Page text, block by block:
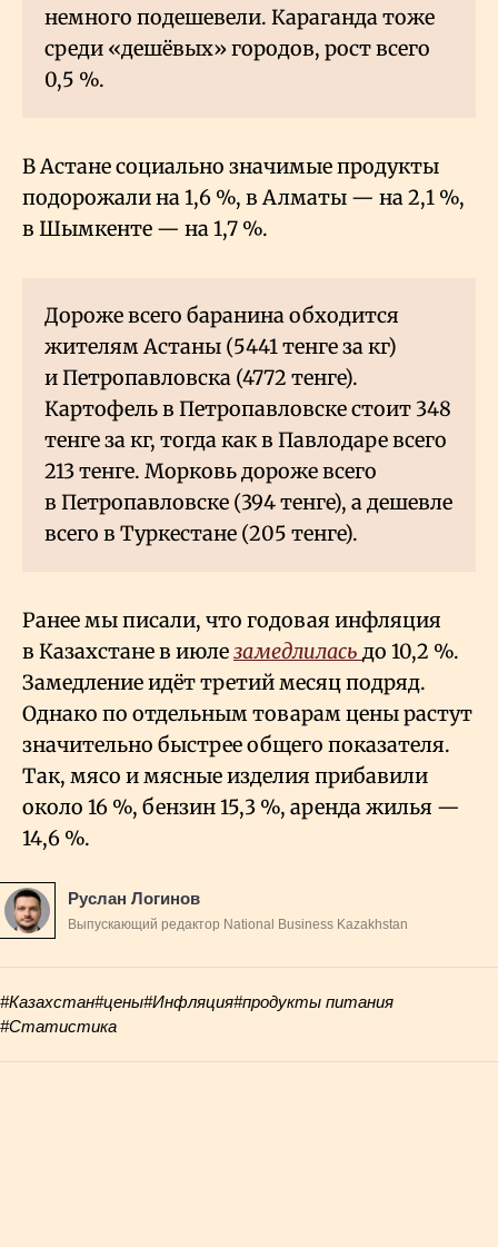
немного подешевели. Караганда тоже
среди «дешёвых» городов, рост всего
0,5 %.
В Астане социально значимые продукты
подорожали на 1,6 %, в Алматы — на 2,1 %,
в Шымкенте — на 1,7 %.
Дороже всего баранина обходится
жителям Астаны (5441 тенге за кг)
и Петропавловска (4772 тенге).
Картофель в Петропавловске стоит 348
тенге за кг, тогда как в Павлодаре всего
213 тенге. Морковь дороже всего
в Петропавловске (394 тенге), а дешевле
всего в Туркестане (205 тенге).
Ранее мы писали, что годовая инфляция
в Казахстане в июлезамедлилась до 10,2 %.
Замедление идёт третий месяц подряд.
Однако по отдельным товарам цены растут
значительно быстрее общего показателя.
Так, мясо и мясные изделия прибавили
около 16 %, бензин 15,3 %, аренда жилья —
14,6 %.
Руслан Логинов
Выпускающий редактор National Business Kazakhstan
#Казахстан#цены#Инфляция#продукты питания
#Статистика